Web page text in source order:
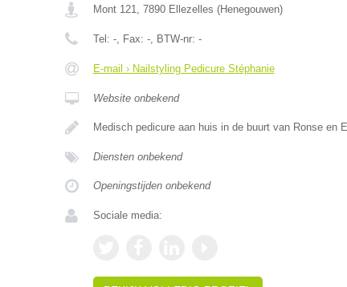
Mont 121, 7890 Ellezelles (Henegouwen)
Tel: -, Fax: -, BTW-nr: -
E-mail › Nailstyling Pedicure Stéphanie
Website onbekend
Medisch pedicure aan huis in de buurt van Ronse en
Diensten onbekend
Openingstijden onbekend
Sociale media: